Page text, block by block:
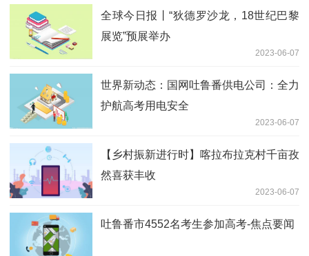
全球今日报丨“狄德罗沙龙，18世纪巴黎
展览”预展举办
2023-06-07
世界新动态：国网吐鲁番供电公司：全力
护航高考用电安全
2023-06-07
【乡村振新进行时】喀拉布拉克村千亩孜
然喜获丰收
2023-06-07
吐鲁番市4552名考生参加高考-焦点要闻